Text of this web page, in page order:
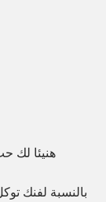
هنيئا لك
بالنسبة لفنك